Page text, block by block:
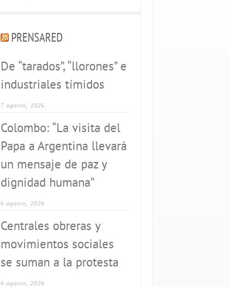
PRENSARED
De “tarados”, “llorones” e
industriales tímidos
7 agosto, 2026
Colombo: “La visita del
Papa a Argentina llevará
un mensaje de paz y
dignidad humana”
6 agosto, 2026
Centrales obreras y
movimientos sociales
se suman a la protesta
6 agosto, 2026